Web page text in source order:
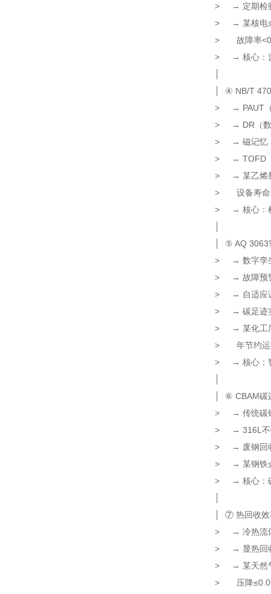
> → 定期检
> → 某核电
> 故
> → 核心：
│ ④ NB/T
> → PAUT
> → DR（
> → 磁记忆
> → TOFD
> → 某乙烯裂
> 设备寿
> → 核心：
│ ⑤ AQ
> → 数字孪生
> → 故障预
> → 自适应调
> → 碳足迹
> → 某化工
> 年节
> → 核心：
│ ⑥ CBAM
> → 传统
> → 316L不
> → 废钢回
> → 某钢铁企
> → 核心：
│ ⑦ 热回收
> → 冷热流
> → 显热
> → 某天然
> 压降